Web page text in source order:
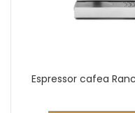
Espressor cafea